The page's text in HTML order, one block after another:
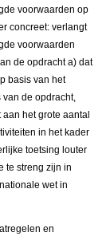
voorwaarden op
concreet: verlangt
voorwaarden
de opdracht a) dat
basis van het
de opdracht,
het grote aantal
in het kader
toetsing louter
te streng zijn in
wet in
en